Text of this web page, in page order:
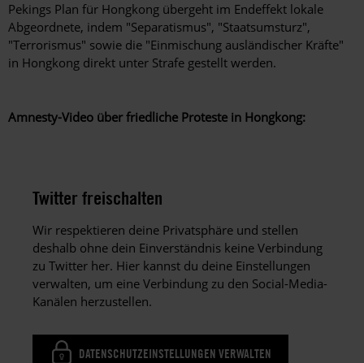
Pekings Plan für Hongkong übergeht im Endeffekt lokale
Abgeordnete, indem "Separatismus", "Staatsumsturz",
"Terrorismus" sowie die "Einmischung ausländischer Kräfte"
in Hongkong direkt unter Strafe gestellt werden.
Amnesty-Video über friedliche Proteste in Hongkong:
Twitter freischalten
Wir respektieren deine Privatsphäre und stellen
deshalb ohne dein Einverständnis keine Verbindung
zu Twitter her. Hier kannst du deine Einstellungen
verwalten, um eine Verbindung zu den Social-Media-
Kanälen herzustellen.
DATENSCHUTZEINSTELLUNGEN VERWALTEN